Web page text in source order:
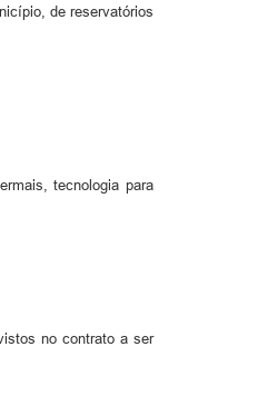
de reservatórios
tecnologia para
no contrato a ser